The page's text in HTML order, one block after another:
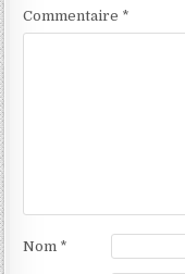
Commentaire *
Nom *